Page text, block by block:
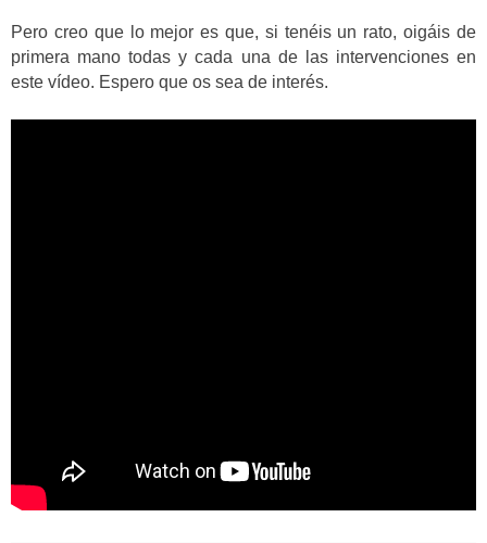
Pero creo que lo mejor es que, si tenéis un rato, oigáis de
primera mano todas y cada una de las intervenciones en
este vídeo. Espero que os sea de interés.